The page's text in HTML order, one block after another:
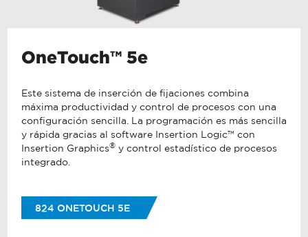
OneTouch™ 5e
Este sistema de inserción de fijaciones combina
máxima productividad y control de procesos con una
configuración sencilla. La programación es más sencilla
y rápida gracias al software Insertion Logic™ con
Insertion Graphics® y control estadístico de procesos
integrado.
824 ONETOUCH 5E